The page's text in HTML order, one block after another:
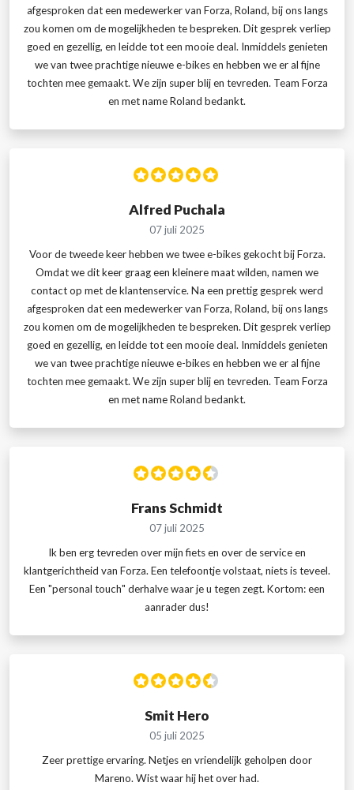
afgesproken dat een medewerker van Forza, Roland, bij ons langs
zou komen om de mogelijkheden te bespreken. Dit gesprek verliep
goed en gezellig, en leidde tot een mooie deal. Inmiddels genieten
we van twee prachtige nieuwe e-bikes en hebben we er al fijne
tochten mee gemaakt. We zijn super blij en tevreden. Team Forza
en met name Roland bedankt.
Alfred Puchala
07 juli 2025
Voor de tweede keer hebben we twee e-bikes gekocht bij Forza.
Omdat we dit keer graag een kleinere maat wilden, namen we
contact op met de klantenservice. Na een prettig gesprek werd
afgesproken dat een medewerker van Forza, Roland, bij ons langs
zou komen om de mogelijkheden te bespreken. Dit gesprek verliep
goed en gezellig, en leidde tot een mooie deal. Inmiddels genieten
we van twee prachtige nieuwe e-bikes en hebben we er al fijne
tochten mee gemaakt. We zijn super blij en tevreden. Team Forza
en met name Roland bedankt.
Frans Schmidt
07 juli 2025
Ik ben erg tevreden over mijn fiets en over de service en
klantgerichtheid van Forza. Een telefoontje volstaat, niets is teveel.
Een "personal touch" derhalve waar je u tegen zegt. Kortom: een
aanrader dus!
Smit Hero
05 juli 2025
Zeer prettige ervaring. Netjes en vriendelijk geholpen door
Mareno. Wist waar hij het over had.